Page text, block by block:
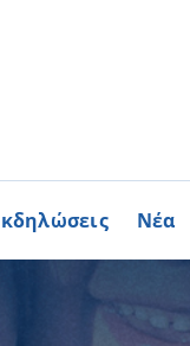
ΓΙΝΟΜΑΙ
ΕΘΕΛΟΝΤΗΣ
Νέα